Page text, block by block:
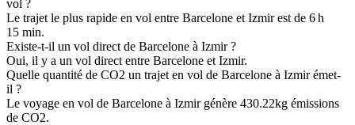
vol ?
Le trajet le plus rapide en vol entre Barcelone et Izmir est de 6 h
15 min.
Existe-t-il un vol direct de Barcelone à Izmir ?
Oui, il y a un vol direct entre Barcelone et Izmir.
Quelle quantité de CO2 un trajet en vol de Barcelone à Izmir émet-
il ?
Le voyage en vol de Barcelone à Izmir génère 430.22kg émissions
de CO2.